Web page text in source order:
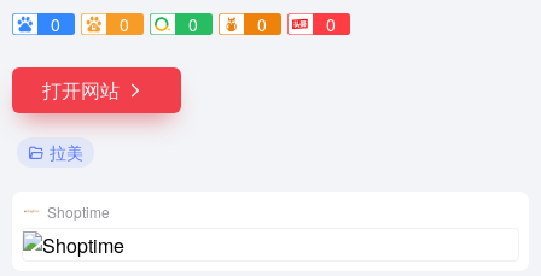
0
0 0 0 0
打开网站
拉美
Shoptime